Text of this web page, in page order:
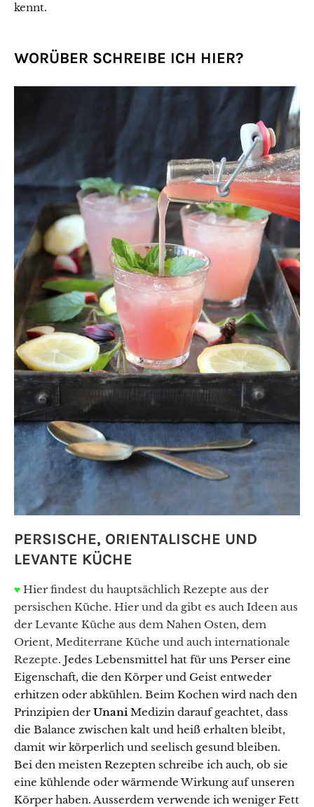
kennt.
WORÜBER SCHREIBE ICH HIER?
PERSISCHE, ORIENTALISCHE UND
LEVANTE KÜCHE
♥ Hier findest du hauptsächlich Rezepte aus der
persischen Küche. Hier und da gibt es auch Ideen aus
der Levante Küche aus dem Nahen Osten, dem
Orient, Mediterrane Küche und auch internationale
Rezepte. Jedes Lebensmittel hat für uns Perser eine
Eigenschaft, die den Körper und Geist entweder
erhitzen oder abkühlen. Beim Kochen wird nach den
Prinzipien der Unani Medizin darauf geachtet, dass
die Balance zwischen kalt und heiß erhalten bleibt,
damit wir körperlich und seelisch gesund bleiben.
Bei den meisten Rezepten schreibe ich auch, ob sie
eine kühlende oder wärmende Wirkung auf unseren
Körper haben. Ausserdem verwende ich weniger Fett